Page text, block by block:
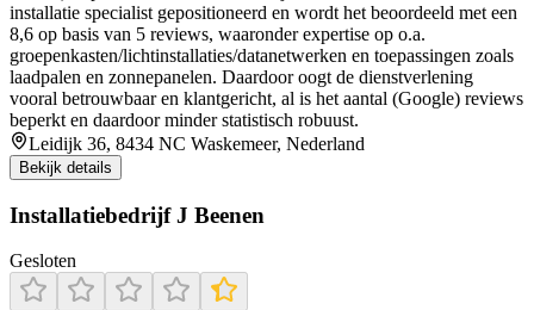
installatie specialist gepositioneerd en wordt het beoordeeld met een
8,6 op basis van 5 reviews, waaronder expertise op o.a.
groepenkasten/lichtinstallaties/datanetwerken en toepassingen zoals
laadpalen en zonnepanelen. Daardoor oogt de dienstverlening
vooral betrouwbaar en klantgericht, al is het aantal (Google) reviews
beperkt en daardoor minder statistisch robuust.
Leidijk 36, 8434 NC Waskemeer, Nederland
Bekijk details
Installatiebedrijf J Beenen
Gesloten